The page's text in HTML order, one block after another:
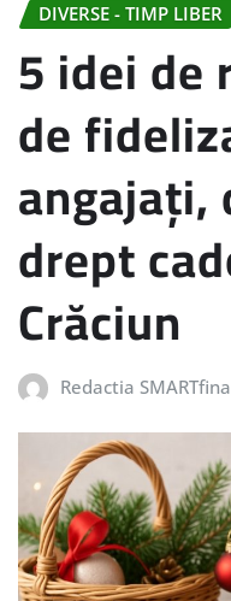
DIVERSE - TIMP LIBER
5 idei de
de
drept
Crăciun
Redactia